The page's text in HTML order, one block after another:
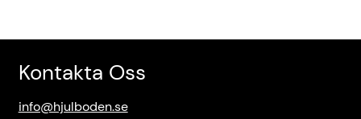
Kontakta Oss
info@hjulboden.se